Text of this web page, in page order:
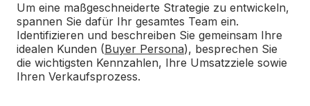
Um eine maßgeschneiderte Strategie zu entwickeln,
spannen Sie dafür Ihr gesamtes Team ein.
Identifizieren und beschreiben Sie gemeinsam Ihre
idealen Kunden (Buyer Persona), besprechen Sie
die wichtigsten Kennzahlen, Ihre Umsatzziele sowie
Ihren Verkaufsprozess.